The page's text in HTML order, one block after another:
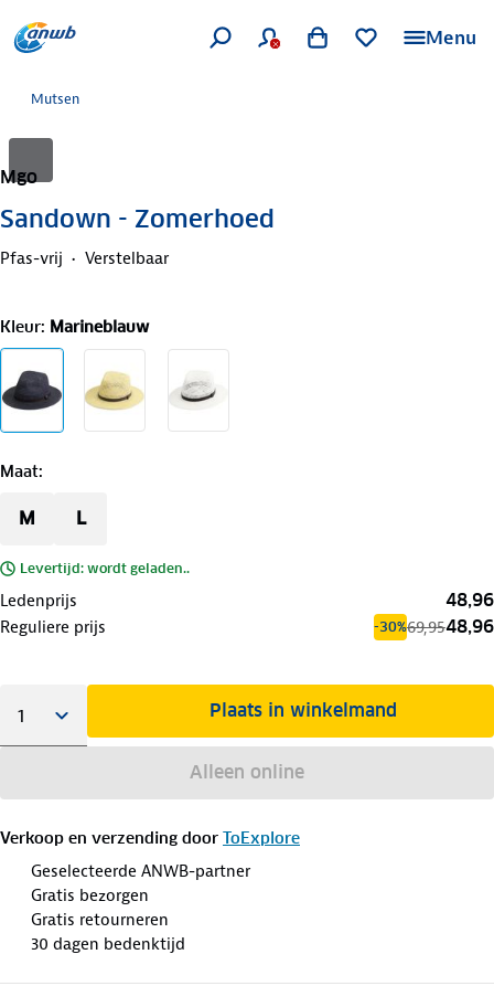
Menu
Mutsen
Mgo
Sandown - Zomerhoed
Pfas-vrij Verstelbaar
Kleur: Marineblauw
Maat:
M L
Levertijd: wordt geladen..
Ledenprijs 48,96
Reguliere prijs -30%69,9548,96
Plaats in winkelmand
Alleen online
Verkoop en verzending door ToExplore
Geselecteerde ANWB-partner
Gratis bezorgen
Gratis retourneren
30 dagen bedenktijd